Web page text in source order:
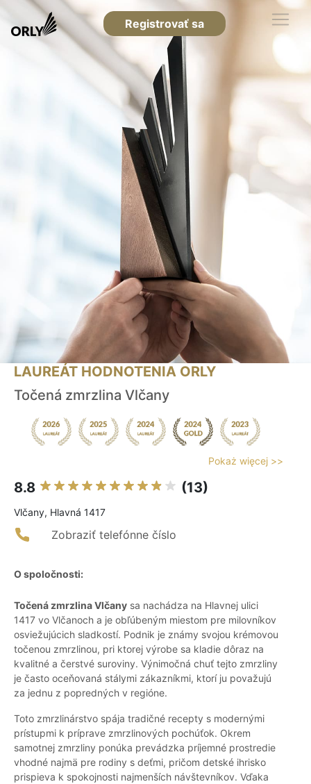
Registrovať sa
LAUREÁT HODNOTENIA ORLY
Točená zmrzlina Vlčany
Pokaż więcej >>
8.8 (13)
Vlčany, Hlavná 1417
Zobraziť telefónne číslo
O spoločnosti:
Točená zmrzlina Vlčany sa nachádza na Hlavnej ulici
1417 vo Vlčanoch a je obľúbeným miestom pre milovníkov
osviežujúcich sladkostí. Podnik je známy svojou krémovou
točenou zmrzlinou, pri ktorej výrobe sa kladie dôraz na
kvalitné a čerstvé suroviny. Výnimočná chuť tejto zmrzliny
je často oceňovaná stálymi zákazníkmi, ktorí ju považujú
za jednu z popredných v regióne.
Toto zmrzlinárstvo spája tradičné recepty s modernými
prístupmi k príprave zmrzlinových pochúťok. Okrem
samotnej zmrzliny ponúka prevádzka príjemné prostredie
vhodné najmä pre rodiny s deťmi, pričom detské ihrisko
prispieva k spokojnosti najmenších návštevníkov. Vďaka